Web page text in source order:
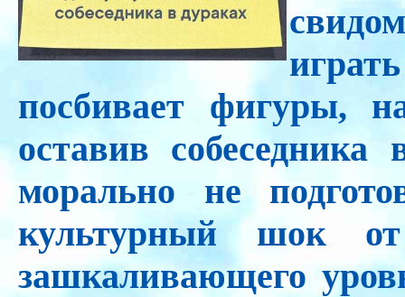
посбивает фигуры,
оставив
морально не
культурный шок
зашкаливающего